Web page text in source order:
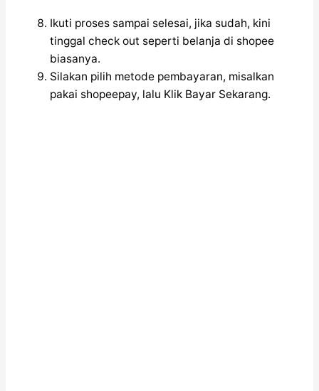
Ikuti proses sampai selesai, jika sudah, kini
tinggal check out seperti belanja di shopee
biasanya.
Silakan pilih metode pembayaran, misalkan
pakai shopeepay, lalu Klik Bayar Sekarang.